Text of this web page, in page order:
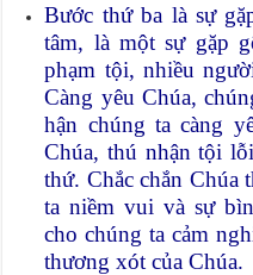
Bước thứ ba là sự
tâm, là một sự gặp
phạm tội, nhiều
Càng yêu Chúa,
hận chúng ta càng
Chúa, thú nhận tội
thứ. Chắc chắn Chúa
ta niềm vui và sự
cho chúng ta cảm
thương xót của Chúa.